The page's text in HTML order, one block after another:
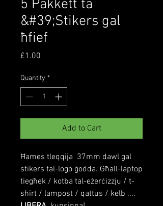
5 Pakkett ta
&#39;Stikers gal
ħfief
£1.00
Quantity *
Add to Cart
Ħames tleqqija 37mm dawl gal
stikers tal-logo ġodda. Għall-laptop
tiegħek / kotba tal-eżerċizzju / t-
shirt / lampost / qattus / kelb ....